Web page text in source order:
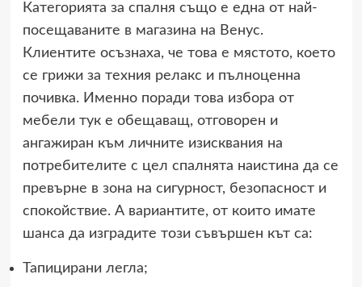
Категорията за спалня също е една от най-
посещаваните в магазина на Венус.
Клиентите осъзнаха, че това е мястото, което
се грижи за техния релакс и пълноценна
почивка. Именно поради това избора от
мебели тук е обещаващ, отговорен и
ангажиран към личните изисквания на
потребителите с цел спалнята наистина да се
превърне в зона на сигурност, безопасност и
спокойствие. А вариантите, от които имате
шанса да изградите този съвършен кът са:
Тапицирани легла;